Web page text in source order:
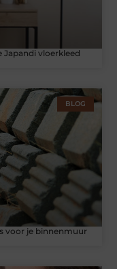
Japandi vloerkleed
BLOG
voor je binnenmuur